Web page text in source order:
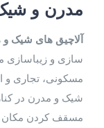
مدرن و
آلاچیق های شیک
سازی و زیباسازی
مسکونی، تجاری و
شیک و مدرن در
مسقف کردن مکان